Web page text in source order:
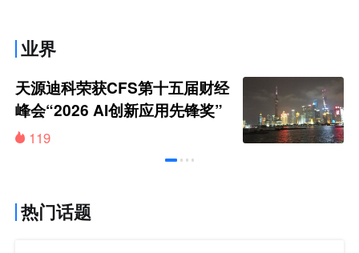
业界
天源迪科荣获CFS第十五届财经
峰会“2026 AI创新应用先锋奖”
119
热门话题